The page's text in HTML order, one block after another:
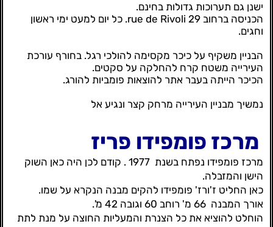
ישנן גם תערוכות גדולות בחינם.
הכניסה ברחוב 29 rue de Rivoli. כל יום למעט ימי ראשון
וחגים.
הבניין משקיף על כיכר מקסימה להולכי רגל. בחורף עורכת
העירייה משטח קרח להחלקה על סקטים.
הכיכר הייתה בעבר אתר להוצאות פומביות להורג.
נמשיך מבניין העירייה מרחק קצר ונגיע אל
מרכז פומפידו פריז
מרכז פומפידו נפתח בשנת 1977 . קודם לכן היה כאן השוק
הישן והמזבלה.
כאן החליט ז'ורז' פומפידו להקים מבנה הנקרא על שמו.
אורך המבנה 66 מ' רוחב 60 וגובה 42 מ'.
הוחלט להוציא את כל הצנרת והמעליות החוצה על מנת לתת